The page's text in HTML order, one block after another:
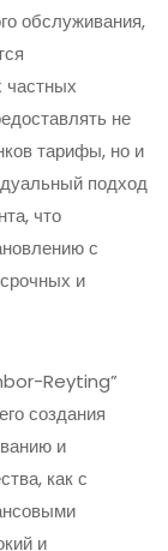
обслуживания,
частных
не
тарифы, но и
подход
что
с
и
Reyting”
создания
и
как с
и